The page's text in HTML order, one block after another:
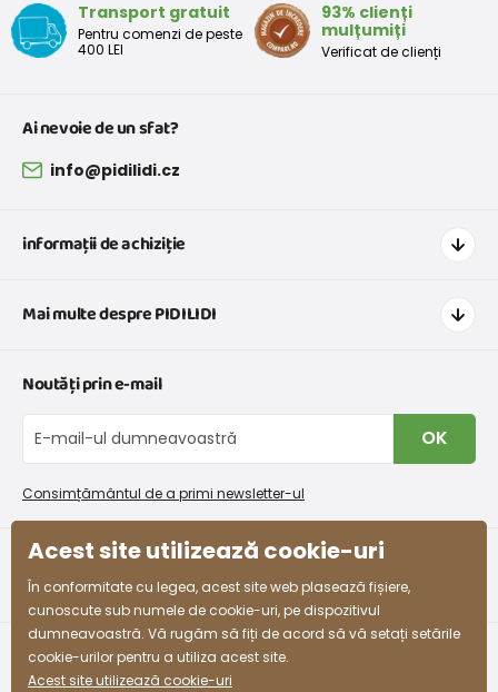
Transport gratuit
Pentru comenzi de peste
400 LEI
93% clienți
mulțumiți
Verificat de clienți
Ai nevoie de un sfat?
info@pidilidi.cz
informații de achiziție
Transport și plată
Retururi și reclamații
Schimb sau returnare gratuită
Procedura de reclamații
Mai multe despre PIDILIDI
Despre noi
Blog
Program de afiliere
Colectarea bunurilor
Noutăți prin e-mail
OK
Consimțământul de a primi newsletter-ul
Acest site utilizează cookie-uri
În conformitate cu legea, acest site web plasează fișiere,
cunoscute sub numele de cookie-uri, pe dispozitivul
dumneavoastră. Vă rugăm să fiți de acord să vă setați setările
cookie-urilor pentru a utiliza acest site.
Acest site utilizează cookie-uri